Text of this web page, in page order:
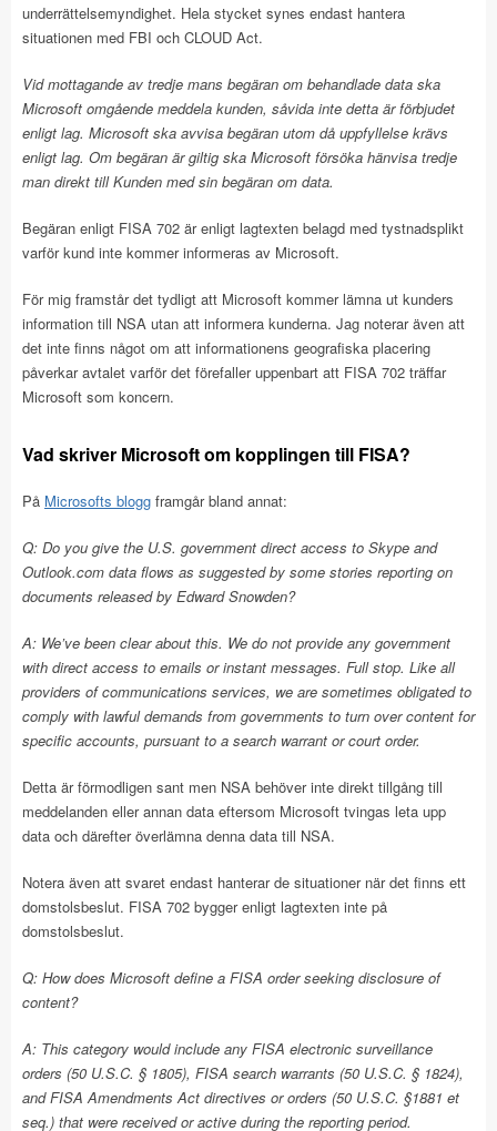
underrättelsemyndighet. Hela stycket synes endast hantera
situationen med FBI och CLOUD Act.
Vid mottagande av tredje mans begäran om behandlade data ska
Microsoft omgående meddela kunden, såvida inte detta är förbjudet
enligt lag. Microsoft ska avvisa begäran utom då uppfyllelse krävs
enligt lag. Om begäran är giltig ska Microsoft försöka hänvisa tredje
man direkt till Kunden med sin begäran om data.
Begäran enligt FISA 702 är enligt lagtexten belagd med tystnadsplikt
varför kund inte kommer informeras av Microsoft.
För mig framstår det tydligt att Microsoft kommer lämna ut kunders
information till NSA utan att informera kunderna. Jag noterar även att
det inte finns något om att informationens geografiska placering
påverkar avtalet varför det förefaller uppenbart att FISA 702 träffar
Microsoft som koncern.
Vad skriver Microsoft om kopplingen till FISA?
På Microsofts blogg framgår bland annat:
Q: Do you give the U.S. government direct access to Skype and
Outlook.com data flows as suggested by some stories reporting on
documents released by Edward Snowden?
A: We’ve been clear about this. We do not provide any government
with direct access to emails or instant messages. Full stop. Like all
providers of communications services, we are sometimes obligated to
comply with lawful demands from governments to turn over content for
specific accounts, pursuant to a search warrant or court order.
Detta är förmodligen sant men NSA behöver inte direkt tillgång till
meddelanden eller annan data eftersom Microsoft tvingas leta upp
data och därefter överlämna denna data till NSA.
Notera även att svaret endast hanterar de situationer när det finns ett
domstolsbeslut. FISA 702 bygger enligt lagtexten inte på
domstolsbeslut.
Q: How does Microsoft define a FISA order seeking disclosure of
content?
A: This category would include any FISA electronic surveillance
orders (50 U.S.C. § 1805), FISA search warrants (50 U.S.C. § 1824),
and FISA Amendments Act directives or orders (50 U.S.C. §1881 et
seq.) that were received or active during the reporting period.